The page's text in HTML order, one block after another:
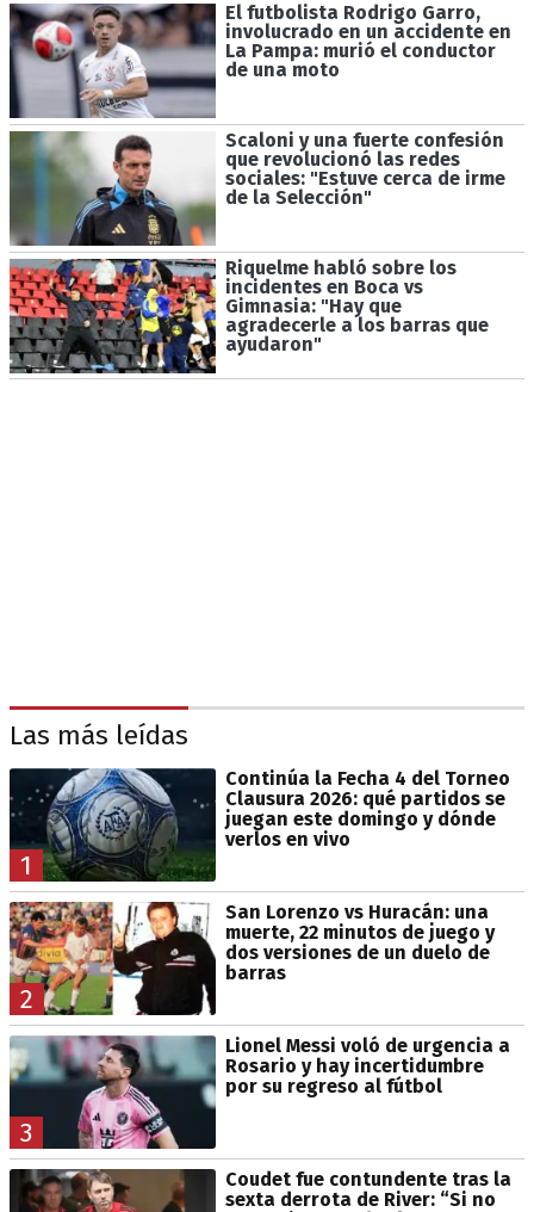
El futbolista Rodrigo Garro,
involucrado en un accidente en
La Pampa: murió el conductor
de una moto
Scaloni y una fuerte confesión
que revolucionó las redes
sociales: "Estuve cerca de irme
de la Selección"
Riquelme habló sobre los
incidentes en Boca vs
Gimnasia: "Hay que
agradecerle a los barras que
ayudaron"
Las más leídas
1
Continúa la Fecha 4 del Torneo
Clausura 2026: qué partidos se
juegan este domingo y dónde
verlos en vivo
2
San Lorenzo vs Huracán: una
muerte, 22 minutos de juego y
dos versiones de un duelo de
barras
3
Lionel Messi voló de urgencia a
Rosario y hay incertidumbre
por su regreso al fútbol
Coudet fue contundente tras la
sexta derrota de River: “Si no